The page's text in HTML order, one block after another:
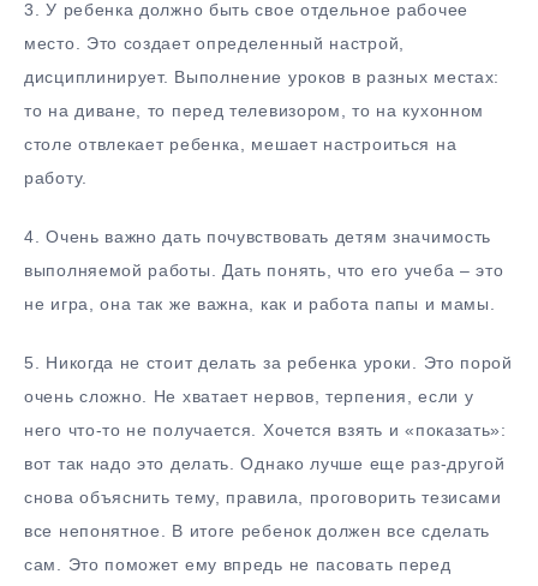
3.​ У ребенка должно быть свое отдельное рабочее
место. Это создает определенный настрой,
дисциплинирует. Выполнение уроков в разных местах:
то на диване, то перед телевизором, то на кухонном
столе отвлекает ребенка, мешает настроиться на
работу.
4.​ Очень важно дать почувствовать детям значимость
выполняемой работы. Дать понять, что его учеба – это
не игра, она так же важна, как и работа папы и мамы.
5.​ Никогда не стоит делать за ребенка уроки. Это порой
очень сложно. Не хватает нервов, терпения, если у
него что-то не получается. Хочется взять и «показать»:
вот так надо это делать. Однако лучше еще раз-другой
снова объяснить тему, правила, проговорить тезисами
все непонятное. В итоге ребенок должен все сделать
сам. Это поможет ему впредь не пасовать перед